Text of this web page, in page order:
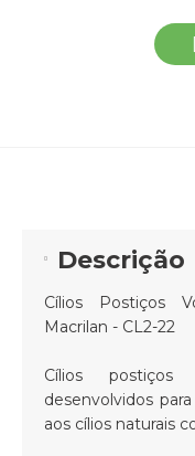
Descrição
Cílios Postiços
Macrilan - CL2-22
Cílios postiços
desenvolvidos
aos cílios naturais